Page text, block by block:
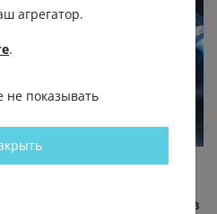
🚬 Курганские власти
запретить продажу вейпов
агрегатор.
.
не показывать